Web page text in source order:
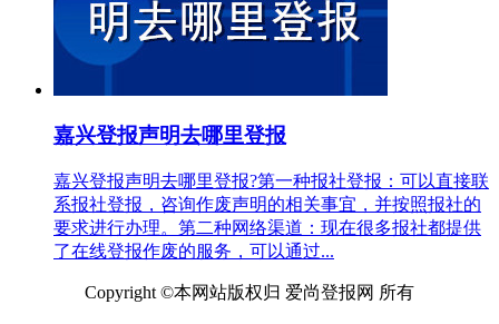
嘉兴登报声明去哪里登报
嘉兴登报声明去哪里登报?第一种报社登报：可以直接联
系报社登报，咨询作废声明的相关事宜，并按照报社的
要求进行办理。第二种网络渠道：现在很多报社都提供
了在线登报作废的服务，可以通过...
Copyright ©本网站版权归 爱尚登报网 所有